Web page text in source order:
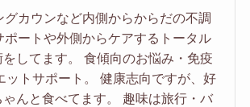
グカウンなど内側からからだの不調
ポートや外側からケアするトータル
してます。 食傾向のお悩み・免疫
ットサポート。 健康志向ですが、好
ゃんと食べてます。 趣味は旅行・バ